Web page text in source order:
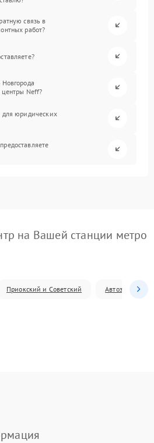
связь в
работ?
центры Neff?
для юридических
на Вашей станции метро
Приокский и Советский Автозаводский